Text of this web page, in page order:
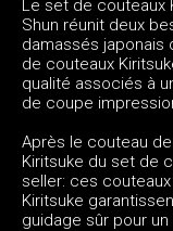
Le set de couteaux
Shun réunit deux
damassés japonais
de couteaux
qualité associés à
de coupe
Après le couteau
Kiritsuke du set de
seller: ces
Kiritsuke
guidage sûr pour